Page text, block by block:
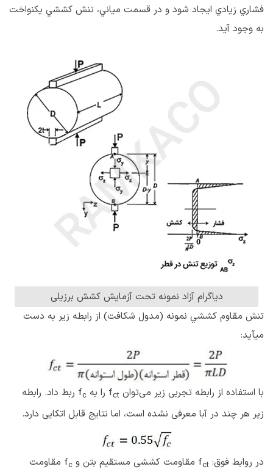
فشاري زيادي ايجاد شود و در قسمت مياني، تنش كششي يكنواخت
به وجود آید.
دیاگرام آزاد نمونه تحت آزمایش کشش برزیلی
تنش مقاوم كششي نمونه (مدول شكافت) از رابطه زیر به دست
می­آید:
با استفاده از رابطه تجربی زیر می‌توان f ct را به f c
ربط داد. رابطه
زیر هر چند در آبا معرفی نشده است، اما نتایج قابل اتکایی دارد.
در روابط فوق: f ct مقاومت کششی مستقیم بتن و f c
مقاومت